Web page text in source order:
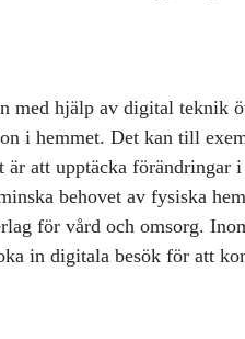
med hjälp av digital teknik
i hemmet. Det kan till
att upptäcka förändringar
behovet av fysiska
för vård och omsorg.
in digitala besök för att